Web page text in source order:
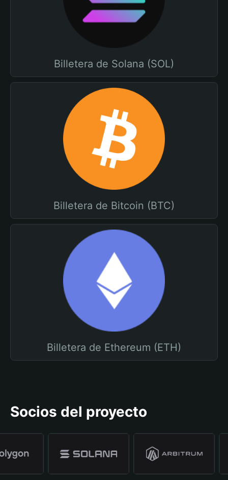
Billetera de Solana (SOL)
Billetera de Bitcoin (BTC)
Billetera de Ethereum (ETH)
Socios del proyecto